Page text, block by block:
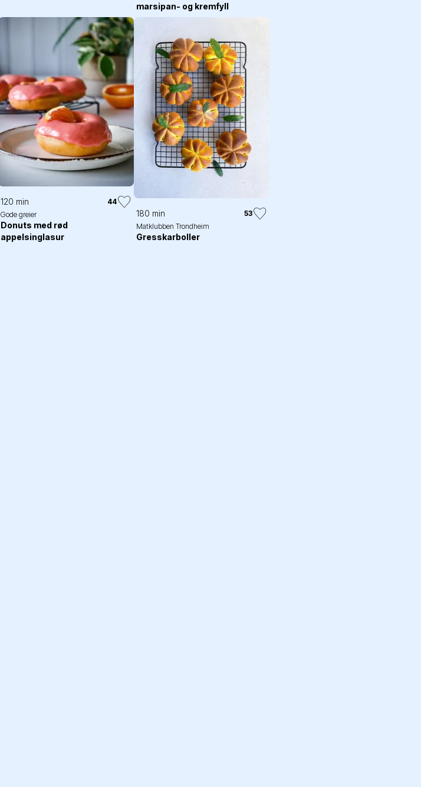
marsipan- og kremfyll
120 min
44
Gode greier
Donuts med rød
appelsinglasur
180 min
53
Matklubben Trondheim
Gresskarboller